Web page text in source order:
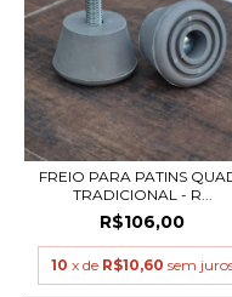
FREIO PARA PATINS
TRADICIONAL - R...
R$106,00
10 x de R$10,60 sem